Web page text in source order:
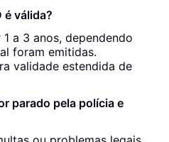
é válida?
a 3 anos, dependendo
foram emitidas.
validade estendida de
parado pela polícia e